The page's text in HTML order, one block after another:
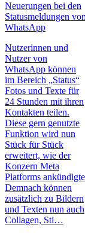
Neuerungen bei den
Statusmeldungen von
WhatsApp
Nutzerinnen und
Nutzer von
WhatsApp können
im Bereich „Status“
Fotos und Texte für
24 Stunden mit ihren
Kontakten teilen.
Diese gern genutzte
Funktion wird nun
Stück für Stück
erweitert, wie der
Konzern Meta
Platforms
Demnach können
zusätzlich zu Bildern
und Texten nun auch
Collagen, Sti…